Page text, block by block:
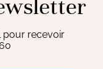
pour recevoir